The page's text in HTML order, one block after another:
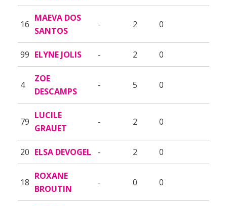
16
MAEVA DOS
SANTOS
- 2 0
99 ELYNE JOLIS - 2 0
4
ZOE
DESCAMPS
- 5 0
79
LUCILE
GRAUET
- 2 0
20 ELSA DEVOGEL - 2 0
18
ROXANE
BROUTIN
- 0 0